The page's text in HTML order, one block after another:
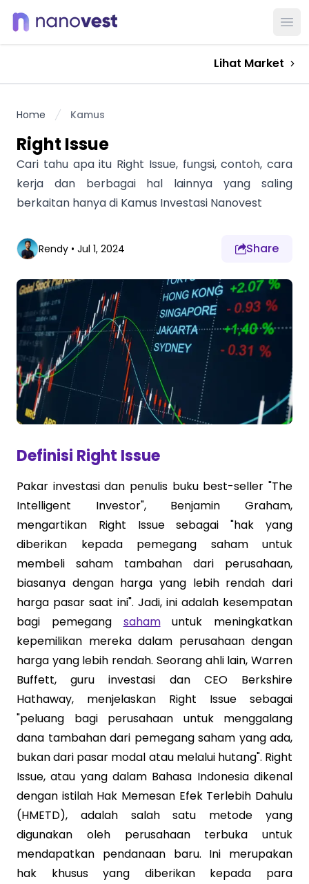
Lihat Market
Home Kamus
Right Issue
Cari tahu apa itu Right Issue, fungsi, contoh, cara
kerja dan berbagai hal lainnya yang saling
berkaitan hanya di Kamus Investasi Nanovest
Rendy • Jul 1, 2024 Share
Definisi Right Issue
Pakar investasi dan penulis buku best-seller "The
Intelligent Investor", Benjamin Graham,
mengartikan Right Issue sebagai "hak yang
diberikan kepada pemegang saham untuk
membeli saham tambahan dari perusahaan,
biasanya dengan harga yang lebih rendah dari
harga pasar saat ini". Jadi, ini adalah kesempatan
bagi pemegang sahamuntuk meningkatkan
kepemilikan mereka dalam perusahaan dengan
harga yang lebih rendah. Seorang ahli lain, Warren
Buffett, guru investasi dan CEO Berkshire
Hathaway, menjelaskan Right Issue sebagai
"peluang bagi perusahaan untuk menggalang
dana tambahan dari pemegang saham yang ada,
bukan dari pasar modal atau melalui hutang". Right
Issue, atau yang dalam Bahasa Indonesia dikenal
dengan istilah Hak Memesan Efek Terlebih Dahulu
(HMETD), adalah salah satu metode yang
digunakan oleh perusahaan terbuka untuk
mendapatkan pendanaan baru. Ini merupakan
hak khusus yang diberikan kepada para